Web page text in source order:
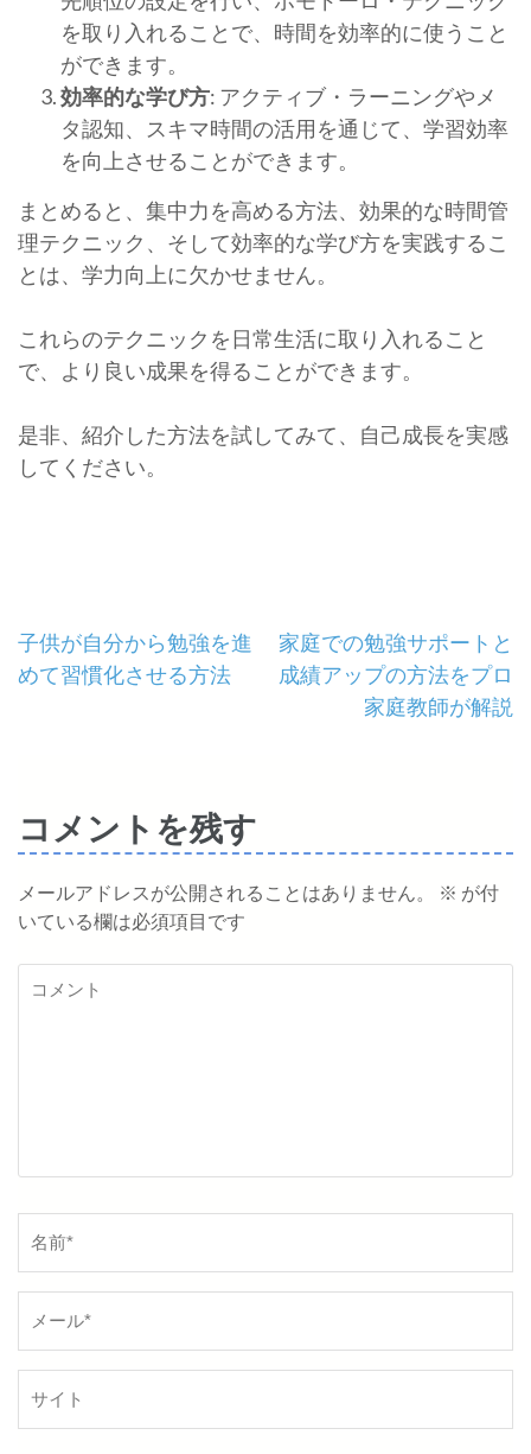
を取り入れることで、時間を効率的に使うこと
ができます。
効率的な学び方: アクティブ・ラーニングやメ
タ認知、スキマ時間の活用を通じて、学習効率
を向上させることができます。
まとめると、集中力を高める方法、効果的な時間管
理テクニック、そして効率的な学び方を実践するこ
とは、学力向上に欠かせません。
これらのテクニックを日常生活に取り入れること
で、より良い成果を得ることができます。
是非、紹介した方法を試してみて、自己成長を実感
してください。
投
稿
ゲ
ー
シ
ョ
子供が自分から勉強を進
めて習慣化させる方法
家庭での勉強サポートと
成績アップの方法をプロ
家庭教師が解説
コメントを残す
メールアドレスが公開されることはありません。 ※ が付
いている欄は必須項目です
前